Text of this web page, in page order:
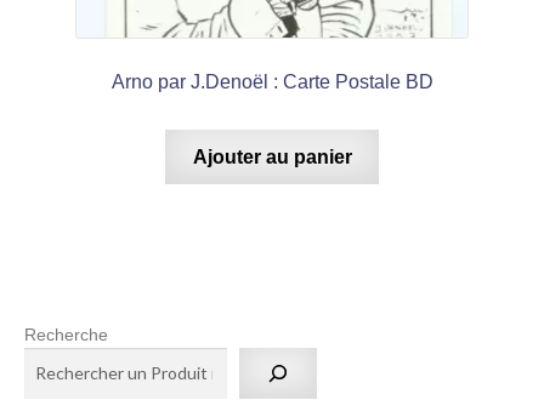
Arno par J.Denoël : Carte Postale BD
Ajouter au panier
Recherche